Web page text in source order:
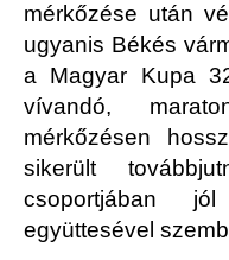
mérkőzése után
ugyanis Békés
a Magyar Kupa
vívandó,
mérkőzésen
sikerült
csoportjában
együttesével